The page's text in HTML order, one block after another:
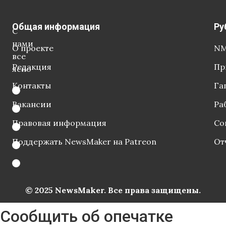
С
нами
все
ясно
Общая информация
О проекте
Редакция
Контакты
Вакансии
Правовая информация
Поддержать NewsMaker на Patreon
© 2025 NewsMaker. Все права защищены.
Сообщить об опечатке